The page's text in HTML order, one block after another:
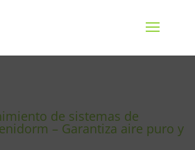
de sistemas de
– Garantiza aire puro y